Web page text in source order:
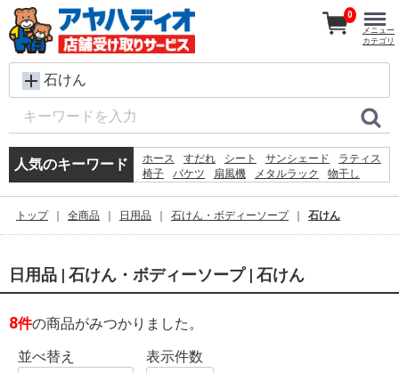
石けん
人気のキーワード ホース すだれ シート サンシェード
ラティス
椅子
バケツ 扇風機 メタルラック
物干し
物置
空調服
0
メニュー
カテゴリ
トップ 全商品 日用品 石けん・ボディーソープ 石けん
日用品 | 石けん・ボディーソープ | 石けん
8件の商品がみつかりました。
並べ替え
表示件数